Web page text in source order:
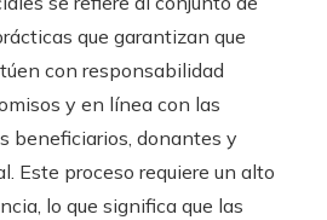
que garantizan que
con responsabilidad
y en línea con las
beneficiarios, donantes y
Este proceso requiere un alto
lo que significa que las